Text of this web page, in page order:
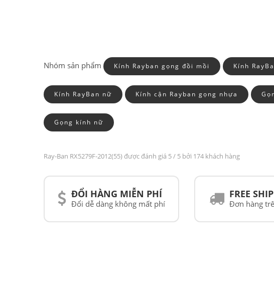
Nhóm sản phẩm Kính Rayban gọng đồi mồi Kính
Kính RayBan nữ Kính cận Rayban gọng nhựa
Gọng kính nữ
Ray-Ban RX5279F-2012(55) được đánh giá 5/ 5 bởi 174 khách hàng
ĐỔI HÀNG MIỄN PHÍ
Đổi dễ dàng không mất phí
FREE
Đơn hàng